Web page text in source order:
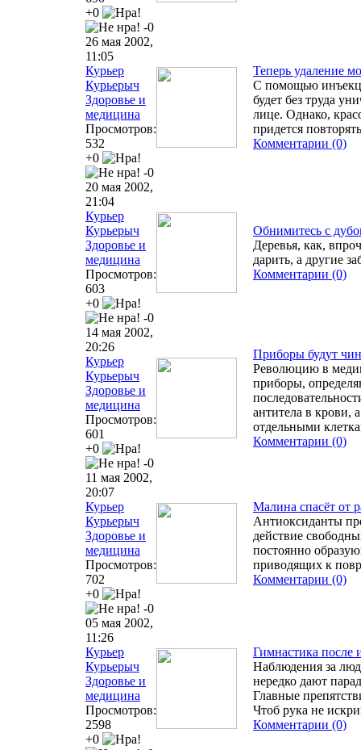
+0
-0
26 мая 2002,
11:05
Курьер
Курьерыч
Здоровье и
медицина
Просмотров:
532
+0
-0
Теперь удаление
С помощью
будет без труда
лице. Однако,
придется
Комментарии (0)
20 мая 2002,
21:04
Курьер
Курьерыч
Здоровье и
медицина
Просмотров:
603
+0
-0
Обнимитесь с
Деревья, как,
дарить, а другие
Комментарии (0)
14 мая 2002,
20:26
Курьер
Курьерыч
Здоровье и
медицина
Просмотров:
601
+0
-0
Приборы будут
Революцию в
приборы,
антитела в крови,
отдельными
Комментарии (0)
11 мая 2002,
20:07
Курьер
Курьерыч
Здоровье и
медицина
Просмотров:
702
+0
-0
Малина спасёт от
Антиоксиданты
действие
постоянно
приводящих к
Комментарии (0)
05 мая 2002,
11:26
Курьер
Курьерыч
Здоровье и
медицина
Просмотров:
2598
+0
Гимнастика после
Наблюдения за
нередко дают
Главные
Чтоб рука не
Комментарии (0)